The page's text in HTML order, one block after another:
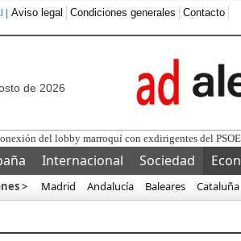
Aviso legal Condiciones generales Contacto
de 2026
advierte de qu
Internacional Sociedad
> Madrid Andalucía Baleares Cataluña